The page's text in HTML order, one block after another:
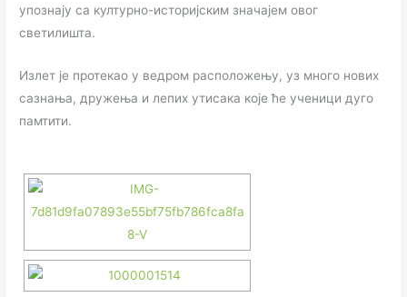
упознају са културно-историјским значајем овог
светилишта.
Излет је протекао у ведром расположењу, уз много нових
сазнања, дружења и лепих утисака које ће ученици дуго
памтити.